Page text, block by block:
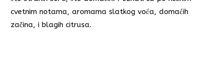
cvetnim notama, aromama slatkog voća, domaćih
začina, i blagih citrusa.